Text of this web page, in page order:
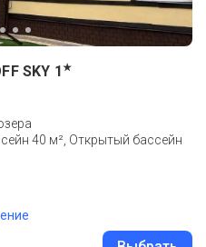
SKY 1★
40 м², Открытый бассейн